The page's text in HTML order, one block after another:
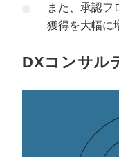
また、承認フ
獲得を大幅に
DXコンサル